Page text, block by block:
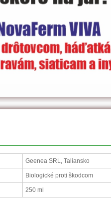
Geenea SRL, Taliansko
Biologické proti škodcom
250 ml